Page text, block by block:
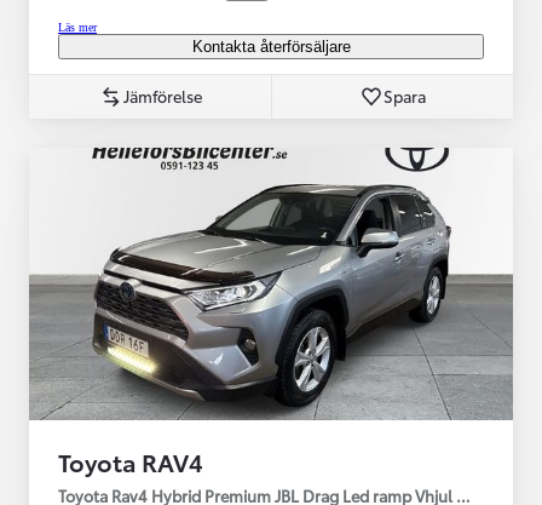
Läs mer
Kontakta återförsäljare
Jämförelse Spara
Toyota RAV4
Toyota Rav4 Hybrid Premium JBL Drag Led ramp Vhjul motorv